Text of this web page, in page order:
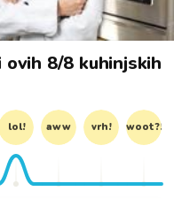
8/8 kuhinjskih
lol! aww vrh! woot?!